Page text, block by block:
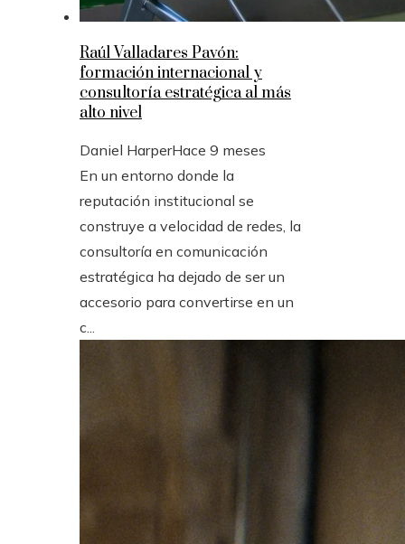
Raúl Valladares Pavón:
formación internacional y
consultoría estratégica al más
alto nivel
Daniel HarperHace 9 meses
En un entorno donde la
reputación institucional se
construye a velocidad de redes, la
consultoría en comunicación
estratégica ha dejado de ser un
accesorio para convertirse en un
c...